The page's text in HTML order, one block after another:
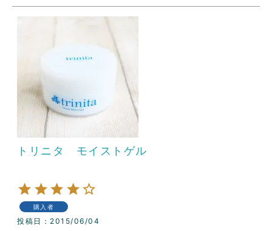
トリニタ モイストゲル
購入者
投稿日 2015/06/04